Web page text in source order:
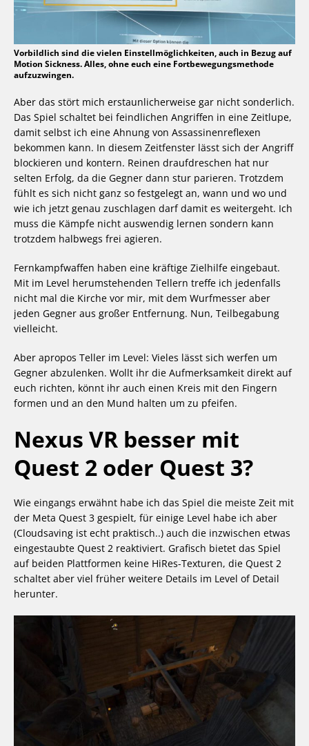
Vorbildlich sind die vielen Einstellmöglichkeiten, auch in Bezug auf
Motion Sickness. Alles, ohne euch eine Fortbewegungsmethode
aufzuzwingen.
Aber das stört mich erstaunlicherweise gar nicht sonderlich.
Das Spiel schaltet bei feindlichen Angriffen in eine Zeitlupe,
damit selbst ich eine Ahnung von Assassinenreflexen
bekommen kann. In diesem Zeitfenster lässt sich der Angriff
blockieren und kontern. Reinen draufdreschen hat nur
selten Erfolg, da die Gegner dann stur parieren. Trotzdem
fühlt es sich nicht ganz so festgelegt an, wann und wo und
wie ich jetzt genau zuschlagen darf damit es weitergeht. Ich
muss die Kämpfe nicht auswendig lernen sondern kann
trotzdem halbwegs frei agieren.
Fernkampfwaffen haben eine kräftige Zielhilfe eingebaut.
Mit im Level herumstehenden Tellern treffe ich jedenfalls
nicht mal die Kirche vor mir, mit dem Wurfmesser aber
jeden Gegner aus großer Entfernung. Nun, Teilbegabung
vielleicht.
Aber apropos Teller im Level: Vieles lässt sich werfen um
Gegner abzulenken. Wollt ihr die Aufmerksamkeit direkt auf
euch richten, könnt ihr auch einen Kreis mit den Fingern
formen und an den Mund halten um zu pfeifen.
Nexus VR besser mit
Quest 2 oder Quest 3?
Wie eingangs erwähnt habe ich das Spiel die meiste Zeit mit
der Meta Quest 3 gespielt, für einige Level habe ich aber
(Cloudsaving ist echt praktisch..) auch die inzwischen etwas
eingestaubte Quest 2 reaktiviert. Grafisch bietet das Spiel
auf beiden Plattformen keine HiRes-Texturen, die Quest 2
schaltet aber viel früher weitere Details im Level of Detail
herunter.